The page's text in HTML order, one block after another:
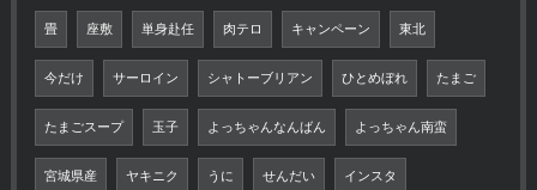
畳 座敷 単身赴任 肉テロ キャンペーン 東北
今だけ サーロイン シャトーブリアン ひとめぼれ たまご
たまごスープ 玉子 よっちゃんなんばん よっちゃん南蛮
宮城県産 ヤキニク うに せんだい インスタ